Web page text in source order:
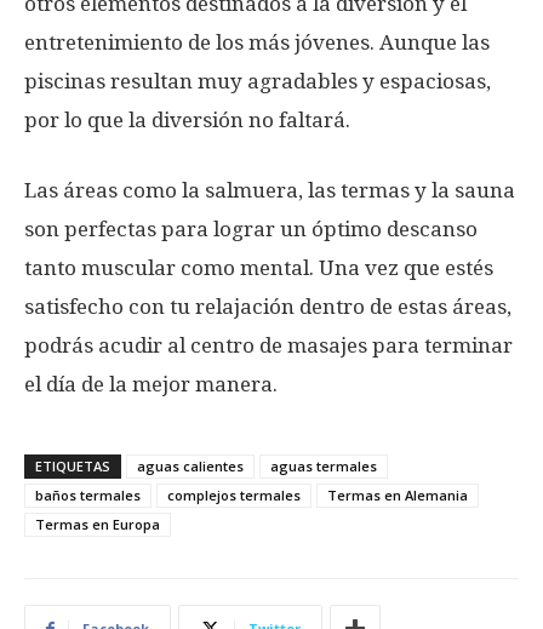
entretenimiento de los más jóvenes. Aunque las
piscinas resultan muy agradables y espaciosas,
por lo que la diversión no faltará.
Las áreas como la salmuera, las termas y la sauna
son perfectas para lograr un óptimo descanso
tanto muscular como mental. Una vez que estés
satisfecho con tu relajación dentro de estas áreas,
podrás acudir al centro de masajes para terminar
el día de la mejor manera.
ETIQUETAS aguas calientes
aguas termales
baños termales
complejos termales
Termas en Alemania
Termas en Europa